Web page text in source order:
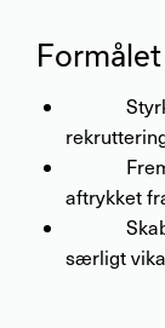
Formålet
Styrke
aftrykket
Skabe
særligt